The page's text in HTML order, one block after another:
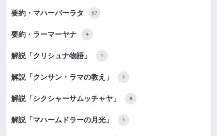
要約・マハーバーラタ 57
要約・ラーマーヤナ 4
解説「クリシュナ物語」 1
解説「クンサン・ラマの教え」 1
解説「シクシャーサムッチャヤ」 8
解説「マハームドラーの月光」 1